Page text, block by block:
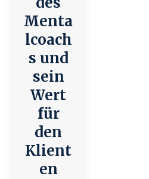
Menta
lcoach
s und
sein
Wert
für
den
Klient
en